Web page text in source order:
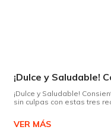
¡Dulce y Saludable!
sin culpas con estas tres
VER MÁS